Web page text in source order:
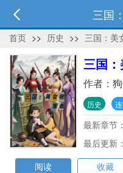
三国
首页 >> 历史 >> 三国：美
三国
作者：
历史
最新章节：
最后更新
阅读
收藏